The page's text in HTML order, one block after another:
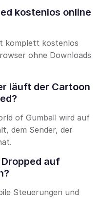
kostenlos online
komplett kostenlos
ohne Downloads
läuft der Cartoon
of Gumball wird auf
dem Sender, der
auf
Steuerungen und